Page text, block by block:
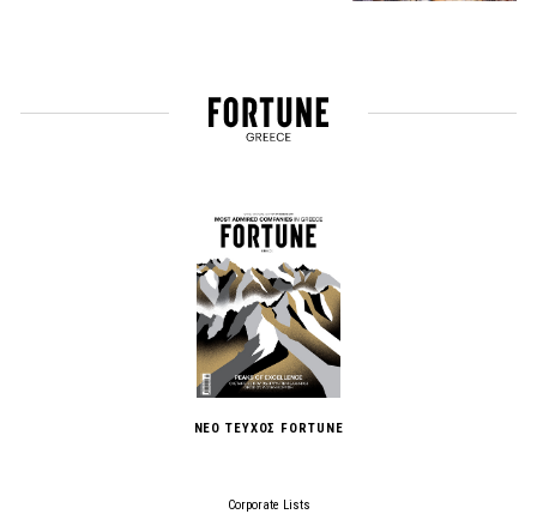
ΝΕΟ ΤΕΥΧΟΣ FORTUNE
Corporate Lists